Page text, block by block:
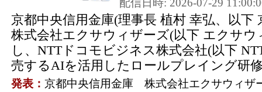
配信日時: 2026-07-29
京都中央信用金庫(理事長 植村 幸弘、以下
株式会社エクサウィザーズ(以下 エクサウ
し、NTTドコモビジネス株式会社(以下
売するAIを活用したロールプレイング研
発表： 京都中央信用金庫 株式会社エクサウィ